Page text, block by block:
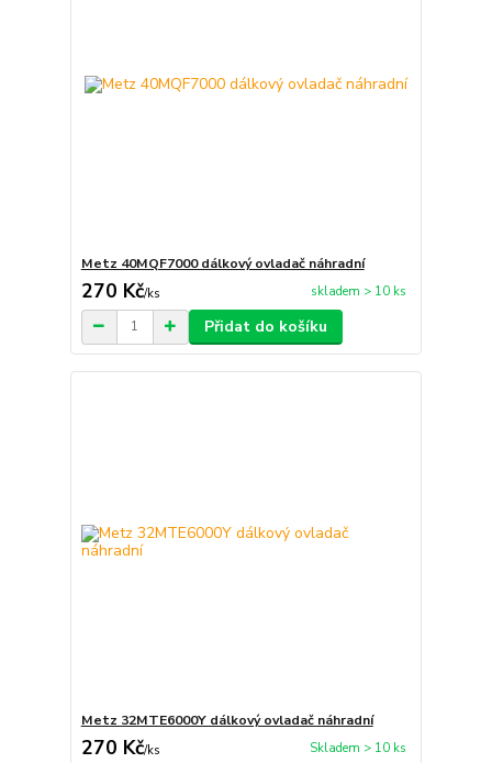
Metz 40MQF7000 dálkový ovladač náhradní
270 Kč/ks skladem > 10 ks
Přidat do košíku
Metz 32MTE6000Y dálkový ovladač náhradní
270 Kč/ks Skladem > 10 ks